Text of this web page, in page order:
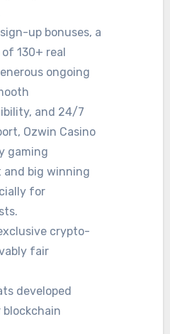
up bonuses, a
130+ real
ongoing
and 24/7
Ozwin Casino
gaming
big winning
for
crypto-
fair
developed